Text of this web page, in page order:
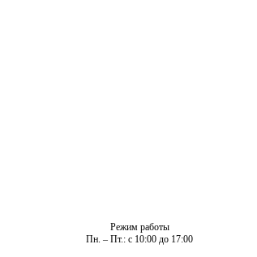
Режим работы
Пн. – Пт.: с 10:00 до 17:00